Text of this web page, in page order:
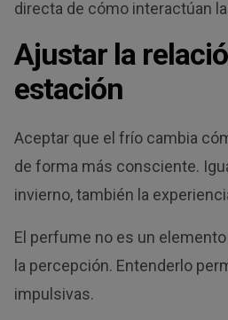
directa de cómo interactúan
Ajustar la
estación
Aceptar que el frío cambia
de forma más consciente.
invierno, también la
El perfume no es un
la percepción. Entenderlo
impulsivas.